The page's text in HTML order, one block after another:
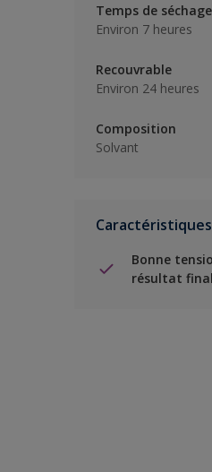
Temps de séchage
Environ 7 heures
Recouvrable
Environ 24 heures
Composition
Solvant
Bonne
résultat